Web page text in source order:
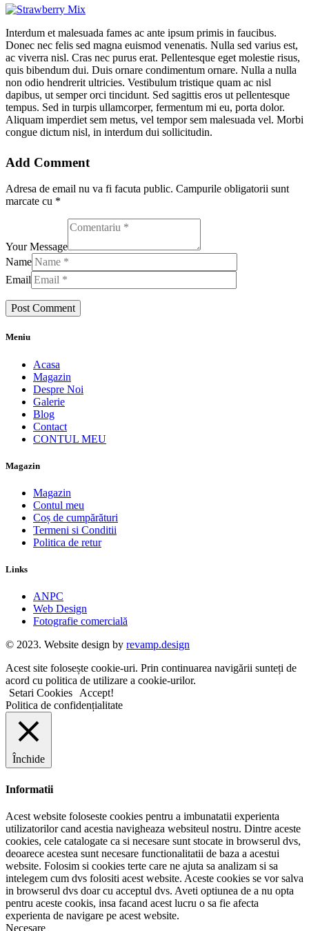
Interdum et malesuada fames ac ante ipsum primis in faucibus.
Donec nec felis sed magna euismod venenatis. Nulla sed varius est,
ac viverra nisl. Cras nec purus erat. Pellentesque eget molestie risus,
quis bibendum dui. Duis ornare condimentum ornare. Nulla a nulla
non odio hendrerit ultricies. Vestibulum tristique quam ac nisl
dapibus, ut semper orci tincidunt. Sed sagittis eros ut pellentesque
tempus. Sed in turpis ullamcorper, fermentum mi eu, porta dolor.
Aliquam imperdiet sem metus, vel tempor sem malesuada vel. Morbi
congue dictum nisl, in interdum dui sollicitudin.
Add Comment
Adresa de email nu va fi facuta public. Campurile obligatorii sunt
marcate cu *
Your Message
Name
Email
Meniu
Acasa
Magazin
Despre Noi
Galerie
Blog
Contact
CONTUL MEU
Magazin
Magazin
Contul meu
Coș de cumpărături
Termeni si Conditii
Politica de retur
Links
ANPC
Web Design
Fotografie comercială
© 2023. Website design by revamp.design
Acest site folosește cookie-uri. Prin continuarea navigării sunteți de
acord cu politica de utilizare a cookie-urilor.
Setari Cookies
Accept!
Politica de confidențialitate
Închide
Informatii
Acest website foloseste cookies pentru a imbunatatii experienta
utilizatorilor cand acestia navigheaza websiteul nostru. Dintre aceste
cookies, cele catalogate ca si necesare sunt stocate in browserul dvs,
deoarece acestea sunt necesare functionalitatii de baza a acestui
website. Folosim si cookies terte care ne ajuta sa analizam si sa
intelegem cum dvs folositi acest website. Aceste cookies se vor salva
in browserul dvs doar cu acceptul dvs. Aveti optiunea de a nu opta
pentru aceste cookis, insa facand acest lucru o sa fie afecta
experienta de navigare pe acest website.
Necesare